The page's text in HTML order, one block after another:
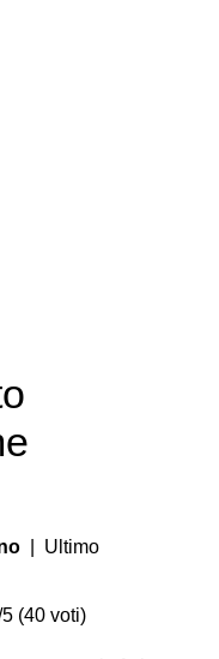
| Ultimo
(40 voti)